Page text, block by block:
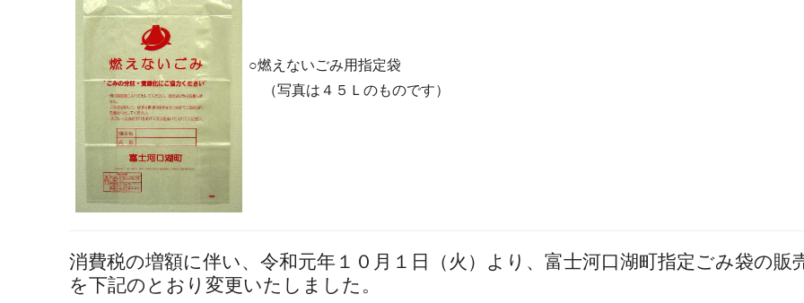
○燃えないごみ用指定袋
（写真は４５Ｌのものです）
消費税の増額に伴い、令和元年１０月１日（火）より、富士河口湖町指定ごみ袋の販
を下記のとおり変更いたしました。